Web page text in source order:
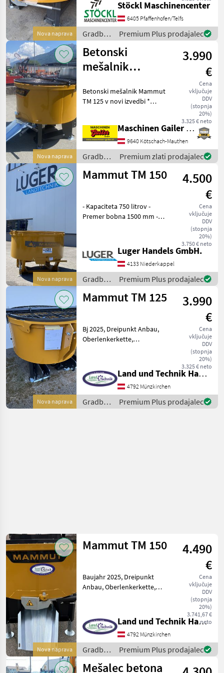
Nova naprava
Palettengabelaufnahme -
Auslaufrutsche -
Zapfwellenantrieb
Gradbeni stroj
Stöckl Maschinencenter
6405 Pfaffenhofen/Telfs
Gradbeni
stroji /
Mammut
Premium Plus prodajalec
Nova naprava
Betonski
mešalnik
Mix TM 125
3.990
€
Cena
vključuje
DDV
(stopnja
20%)
3.325 € neto
Betonski mešalnik Mammut
TM 125 v novi izvedbi *
1250 mm * Teža 500 kg *
nastavljive podporne noge
* 4 vzmeteni m
Maschinen Gailer GmbH
9640 Kötschach-Mauthen
Gradbeni
stroji /
Mammut
Premium zlati prodajalec
Nova naprava
Mammut TM 150
4.500
€
Cena
vključuje
DDV
(stopnja
20%)
3.750 € neto
- Kapaciteta 750 litrov -
Premer bobna 1500 mm -
pritrjevanje - Vrtljiva
izpustna žleb - mehanski
Luger Handels GmbH.
4133 Niederkappel
Gradbeni
stroji /
Mammut
Premium Plus prodajalec
Nova naprava
Mammut TM 125
3.990
€
Cena
vključuje
DDV
(stopnja
20%)
3.325 € neto
Bj 2025, Dreipunkt Anbau,
Oberlenkerkette,
oder QUICK FILL,
Schutzgitter klappbar,
Traktorschutzblech,
Staplereinschub, s
Land und Technik HandelsgesmbH
4792 Münzkirchen
Gradbeni
stroji /
Premium Plus prodajalec
Nova naprava
Mammut TM 150
4.490
€
Cena
vključuje
DDV
(stopnja
20%)
3.741,67 €
neto
Baujahr 2025, Dreipunkt
Anbau, Oberlenkerkette,
oder QUICK FILL,
Schutzgitter klappbar,
Traktorschutzblech,
Staplereinsch
Land und Technik HandelsgesmbH
4792 Münzkirchen
Gradbeni
stroji /
Mammut
Premium Plus prodajalec
Mešalec betona